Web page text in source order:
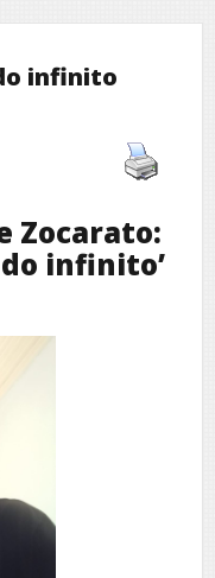
infinito
Zocarato:
infinito’